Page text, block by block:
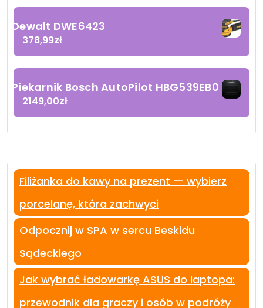
Dewalt DWE6423
378,99zł
Piekarnik Bosch AutoPilot HBG539EB0
2149,00zł
Filiżanka do kawy na prezent — wybierz
porcelanę, która zachwyci
Odpocznij w SPA w sercu Beskidu
Sądeckiego
Jak wybrać ładowarkę ASUS do laptopa:
przewodnik dla graczy i osób w podróży